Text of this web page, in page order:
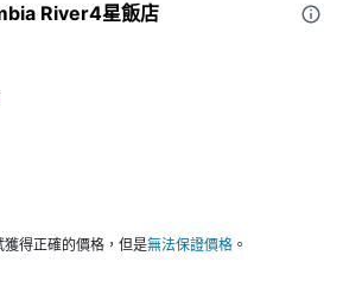
River4星​飯店
獲得正確的價格，但是無法保證價格 。